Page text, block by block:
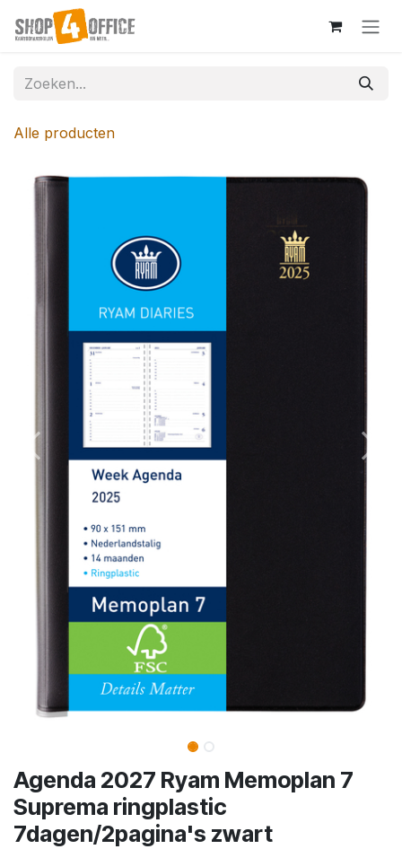
Overslaan naar inhoud
Alle producten
Agenda 2027 Ryam Memoplan 7
Suprema ringplastic
7dagen/2pagina's zwart